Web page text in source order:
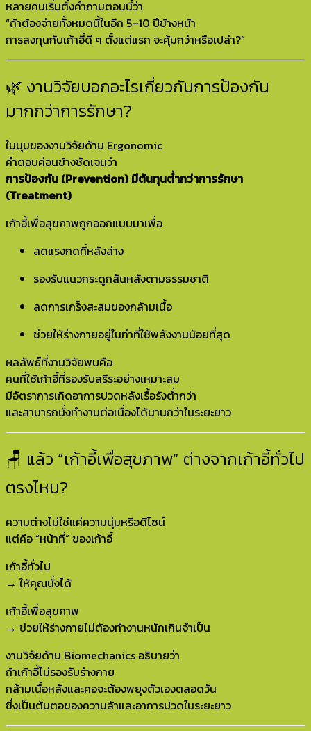
หลายคนเริ่มตั้งคำถามตอนนี้ว่า
“ถ้าต้องจ่ายทั้งหมดนี้ในอีก 5–10 ปีข้างหน้า
การลงทุนกับเก้าอี้ดี ๆ ตั้งแต่แรก จะคุ้มกว่าหรือเปล่า?”
🌿 งานวิจัยบอกอะไรเกี่ยวกับการป้องกัน
มากกว่าการรักษา?
ในมุมของงานวิจัยด้าน Ergonomic
คำตอบค่อนข้างชัดเจนว่า
การป้องกัน (Prevention) มีต้นทุนต่ำกว่าการรักษา
(Treatment)
เก้าอี้เพื่อสุขภาพถูกออกแบบมาเพื่อ
ลดแรงกดที่หลังล่าง
รองรับแนวกระดูกสันหลังตามธรรมชาติ
ลดการเกร็งสะสมของกล้ามเนื้อ
ช่วยให้ร่างกายอยู่ในท่าที่ใช้พลังงานน้อยที่สุด
ผลลัพธ์ที่งานวิจัยพบคือ
คนที่ใช้เก้าอี้ที่รองรับสรีระอย่างเหมาะสม
มีอัตราการเกิดอาการปวดหลังเรื้อรังต่ำกว่า
และสามารถนั่งทำงานต่อเนื่องได้นานกว่าในระยะยาว
🪑 แล้ว “เก้าอี้เพื่อสุขภาพ” ต่างจากเก้าอี้ทั่วไป
ตรงไหน?
ความต่างไม่ใช่แค่ความนุ่มหรือดีไซน์
แต่คือ “หน้าที่” ของเก้าอี้
เก้าอี้ทั่วไป
→ ให้คุณนั่งได้
เก้าอี้เพื่อสุขภาพ
→ ช่วยให้ร่างกายไม่ต้องทำงานหนักเกินจำเป็น
งานวิจัยด้าน Biomechanics อธิบายว่า
ถ้าเก้าอี้ไม่รองรับร่างกาย
กล้ามเนื้อหลังและคอจะต้องพยุงตัวเองตลอดวัน
ซึ่งเป็นต้นตอของความล้าและอาการปวดในระยะยาว